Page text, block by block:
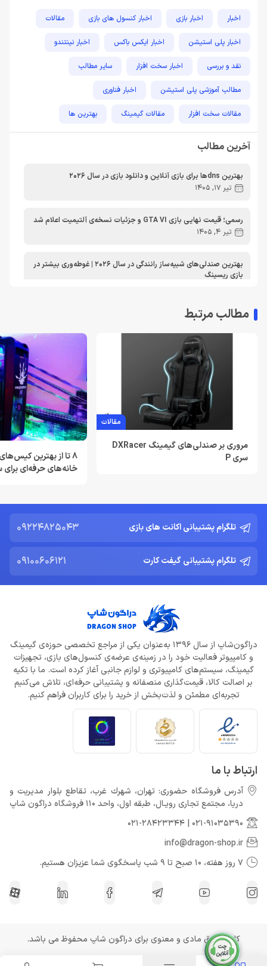
اخبار اخبار بازی اخبار کنسول های بازی مقالات
اخبار پلی استیشن اخبار ایکس باکس اخبار نینتندو
نقد و بررسی اخبار سخت افزار سایر مطالب
مطالب آموزشی پلی استیشن اخبار فناوری
مقالات سخت افزار مقالات گیمینگ بهترین ها
مطالب آموزشی ایکس باکس
آخرین مطالب
بهترین dnsها برای بازی آنلاین و دانلود بازی در سال 2026
تیر 17, 1405
رسمی؛ قیمت نهایی بازی GTA VI و جزئیات نسخه‌ی آلتیمیت اعلام شد
تیر 4, 1405
بهترین صندلی‌های شبیه‌ساز رانندگی در سال 2026 | غوطه‌وری بیشتر در
بازی ریسینگ
بهترین دی ان اس برای پلی استیشن | معرفی dns برای PS5
لغو توسعه بازی Just Cause 5 توسط اسکوئر انیکس
خرداد 22, 1404
Resident Evil Requiem؛ پرهزینه‌ ترین بازی تاریخ کپکام؟
دشمن جدید Resident Evil Requiem؛ قدرتمند تر و ترسناک‌ تر از
خرداد 22, 1404
ادلر: The Outer Worlds 2 تجربه‌ای تازه و کمتر کمدی خواهد بود
افزایش قیمت بازی‌ها؛ آیا Xbox بازیکنان را به Game Pass سوق
می‌دهد؟
خرداد 22, 1404
خرداد 22, 1404
مطالب مرتبط
مقالات
مروری بر صندلی‌های گیمینگ DXRacer
سری P
8 تا از بهترین
خانه‌های حرفه‌ای
تلگرام پشتیبانی اکانت های بازی 09224825043
تلگرام پشتیبانی گیفت کارت 09100606121
دراگون‌شاپ از سال 1396 به‌عنوان یکی از مراجع تخصصی حوزه‌ی گیمینگ
و کامپیوتر فعالیت خود را در زمینه‌ی عرضه‌ی کنسول‌های بازی، تجهیزات
گیمینگ، سیستم‌های کامپیوتری و لوازم جانبی آغاز کرده است. ما با تکیه
بر اصالت کالا، قیمت‌گذاری منصفانه و پشتیبانی حرفه‌ای، تلاش می‌کنیم
تجربه‌ای مطمئن و لذت‌بخش از خرید را برای کاربران فراهم کنیم.
ارتباط با ما
آدرس فروشگاه حضوری: تهران، شهرك غرب، تقاطع بلوار مدیریت و
دريا، مجتمع تجارى رويـال، طبقه اول، واحد 110 فروشگاه دراگون شاپ
021-91035390
|
021-28423344
info@dragon-shop.ir
7 روز هفته، 10 صبح تا 9 شب پاسخگوی شما عزیزان هستیم.
کلیه حقوق مادی و معنوی برای دراگون شاپ محفوظ می باشد.